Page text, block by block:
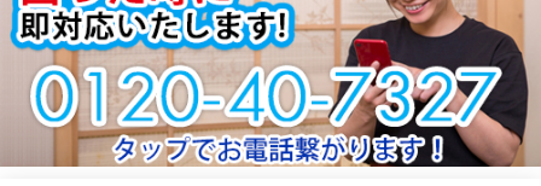
分
【ル
ー
プ】
神奈